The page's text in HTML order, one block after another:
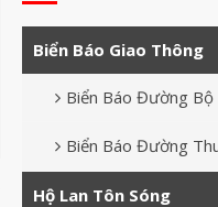
Biển Báo Giao Thông
Biển Báo Đường Bộ
Biển Báo Đường
Hộ Lan Tôn Sóng